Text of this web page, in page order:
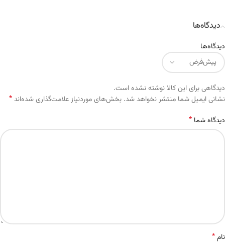
دیدگاه‌ها
دیدگاه‌ها
دیدگاهی برای این کالا نوشته نشده است.
نشانی ایمیل شما منتشر نخواهد شد. بخش‌های موردنیاز علامت‌گذاری شده‌اند*
دیدگاه شما *
نام*
Alternative: